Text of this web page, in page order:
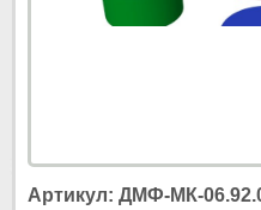
Артикул: ДМФ-МК-